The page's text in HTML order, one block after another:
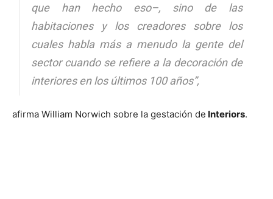
que han hecho eso–, sino de las
habitaciones y los creadores sobre los
cuales habla más a menudo la gente del
sector cuando se refiere a la decoración de
interiores en los últimos 100 años”,
afirma William Norwich sobre la gestación de Interiors.